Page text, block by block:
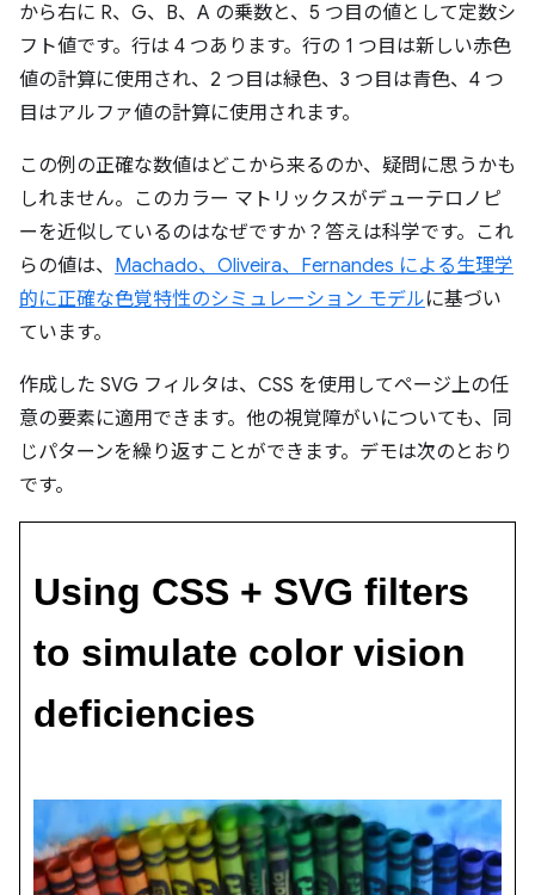
から右に R、G、B、A の乗数と、5 つ目の値として定数シ
フト値です。行は 4 つあります。行の 1 つ目は新しい赤色
値の計算に使用され、2 つ目は緑色、3 つ目は青色、4 つ
目はアルファ値の計算に使用されます。
この例の正確な数値はどこから来るのか、疑問に思うかも
しれません。このカラー マトリックスがデューテロノピ
ーを近似しているのはなぜですか？答えは科学です。これ
らの値は、 Machado、Oliveira、Fernandes による生理学
的に正確な色覚特性のシミュレーション モデルに基づい
ています。
作成した SVG フィルタは、CSS を使用してページ上の任
意の要素に適用できます。他の視覚障がいについても、同
じパターンを繰り返すことができます。デモは次のとおり
です。